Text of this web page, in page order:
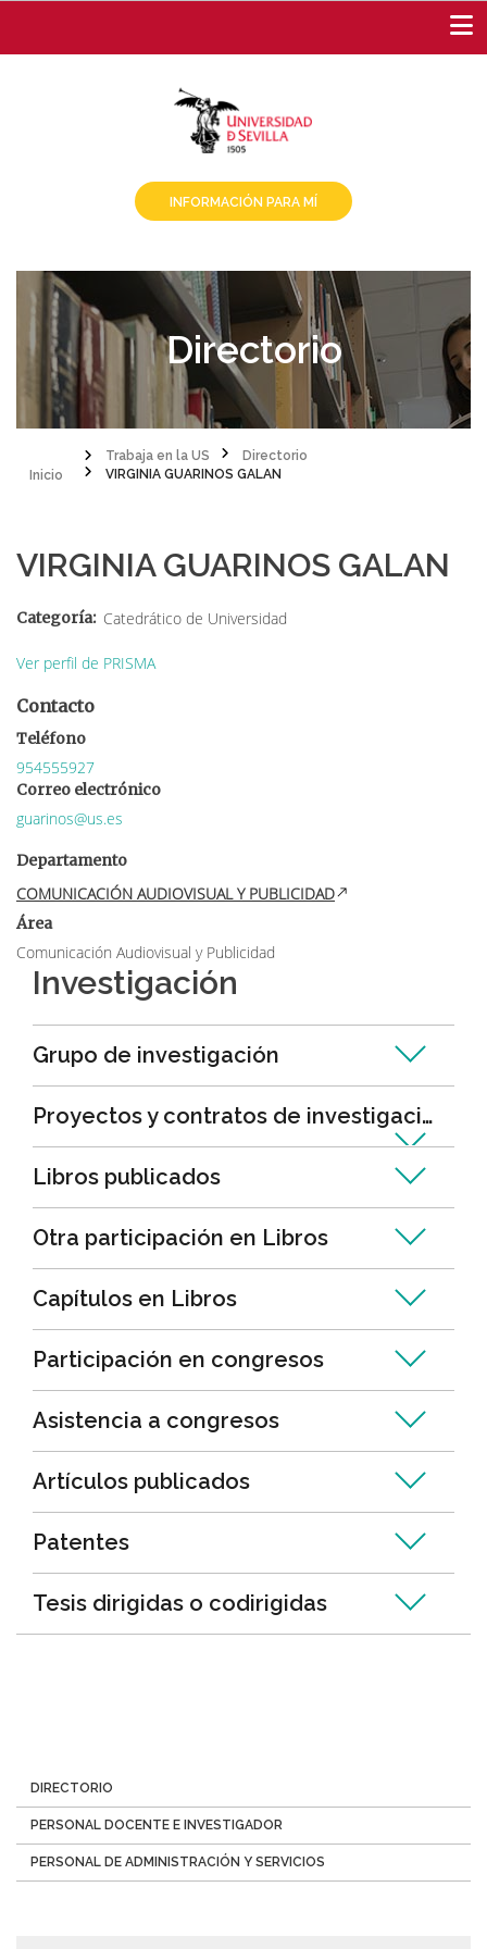
contenido
INFORMACIÓN PARA MÍ
Directorio
Sobrescribir
de
ayuda
navegación
Trabaja en la US
Directorio
VIRGINIA GUARINOS GALAN
VIRGINIA GUARINOS GALAN
Categoría Catedrático de Universidad
Ver perfil de PRISMA
Contacto
Teléfono
954555927
Correo electrónico
guarinos@us.es
Departamento
COMUNICACIÓN AUDIOVISUAL Y PUBLICIDAD
Área
Comunicación Audiovisual y Publicidad
Investigación
Grupo de investigación
Proyectos y contratos de investigación
Libros publicados
Otra participación en Libros
Capítulos en Libros
Participación en congresos
Asistencia a congresos
Artículos publicados
Patentes
Tesis dirigidas o codirigidas
Menú
Directorio
DIRECTORIO
PERSONAL DOCENTE E INVESTIGADOR
PERSONAL DE ADMINISTRACIÓN Y SERVICIOS